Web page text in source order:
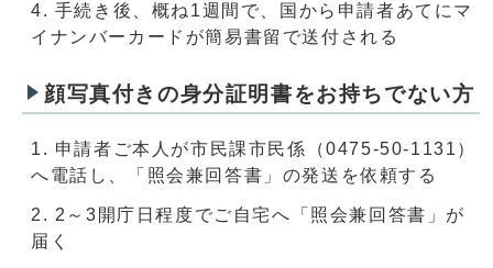
手続き後、概ね1週間で、国から申請者あてにマ
イナンバーカードが簡易書留で送付される
顔写真付きの身分証明書をお持ちでない方
申請者ご本人が市民課市民係（0475-50-1131）
へ電話し、「照会兼回答書」の発送を依頼する
2～3開庁日程度でご自宅へ「照会兼回答書」が
届く